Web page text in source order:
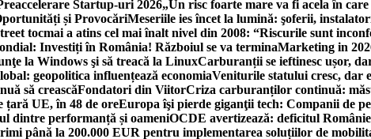
Startup-uri 2026„Un risc foarte mare va fi acela în
și ProvocăriMeseriile ies încet la lumină: şoferii,
tocmai a atins cel mai înalt nivel din 2008: “Riscurile sunt
Investiți în România! Războiul se va terminaMarketing in
la Windows şi să treacă la LinuxCarburanții se ieftinesc ușor,
geopolitica influențează economiaVeniturile statului cresc, dar
să creascăFondatori din ViitorCriza carburanților continuă:
țară UE, în 48 de oreEuropa îşi pierde giganţii tech: Companii de
dintre performanță și oameniOCDE avertizează: deficitul
până la 200.000 EUR pentru implementarea soluțiilor de